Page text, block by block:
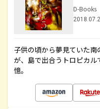
D-Books
子供の頃から夢見ていた
が、島で出合うトロピカ
憶。